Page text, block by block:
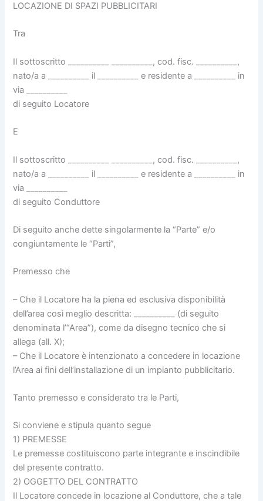
LOCAZIONE DI SPAZI PUBBLICITARI
Tra
Il sottoscritto __________ __________, cod. fisc. __________,
nato/a a __________ il __________ e residente a __________ in
via __________
di seguito Locatore
E
Il sottoscritto __________ __________, cod. fisc. __________,
nato/a a __________ il __________ e residente a __________ in
via __________
di seguito Conduttore
Di seguito anche dette singolarmente la “Parte” e/o
congiuntamente le “Parti”,
Premesso che
– Che il Locatore ha la piena ed esclusiva disponibilità
dell’area così meglio descritta: __________ (di seguito
denominata l’“Area”), come da disegno tecnico che si
allega (all. X);
– Che il Locatore è intenzionato a concedere in locazione
l’Area ai fini dell’installazione di un impianto pubblicitario.
Tanto premesso e considerato tra le Parti,
Si conviene e stipula quanto segue
1) PREMESSE
Le premesse costituiscono parte integrante e inscindibile
del presente contratto.
2) OGGETTO DEL CONTRATTO
Il Locatore concede in locazione al Conduttore, che a tale